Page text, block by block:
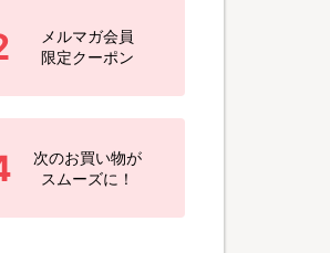
メルマガ会員
限定クーポン
次のお買い物が
スムーズに！